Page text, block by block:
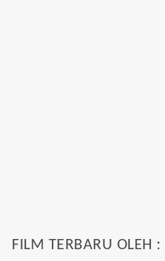
FILM TERBARU OLEH :